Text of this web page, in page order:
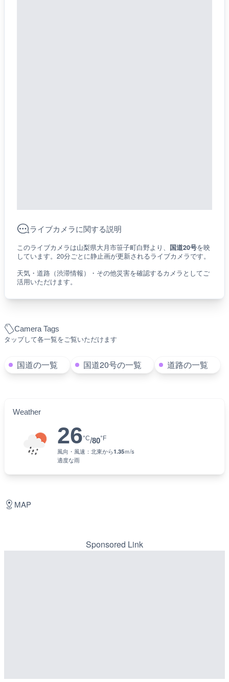
Camera Tags
タップして各一覧をご覧いただけます
国道の一覧 国道20号の一覧 道路の一覧
Weather
26°C/80°F
風向・風速： 北東から1.35ｍ/s
適度な雨
ライブカメラに関する説明
このライブカメラは山梨県大月市笹子町白野より、 国道20号を映
しています。20分ごとに静止画が更新されるライブカメラです。
天気・道路（渋滞情報）・その他災害を確認するカメラとしてご
活用いただけます。
MAP
Sponsored Link